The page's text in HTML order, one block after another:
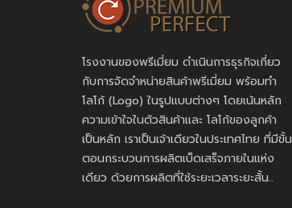
โรงงานของพรีเมี่ยม ดำเนินการธุรกิจเกี่ยว
กับการจัดจำหน่ายสินค้าพรีเมี่ยม พร้อมทำ
โลโก้ (Logo) ในรูปแบบต่างๆ โดยเน้นหลัก
ความเข้าใจในตัวสินค้าและ โลโก้ของลูกค้า
เป็นหลัก เราเป็นเจ้าเดียวในประเทศไทย ที่มีขั้น
ตอนกระบวนการผลิตเบ็ดเสร็จภายในแห่ง
เดียว ด้วยการผลิตที่ใช้ระยะเวลาระยะสั้น..